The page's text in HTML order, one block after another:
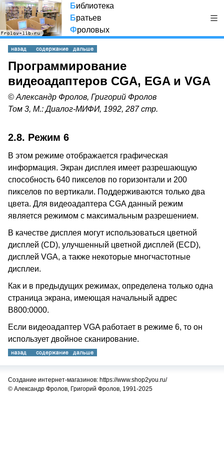
Библиотека
Братьев
Фроловых
Программирование
видеоадаптеров CGA, EGA и VGA
© Александр Фролов, Григорий Фролов
Том 3, М.: Диалог-МИФИ, 1992, 287 стр.
2.8. Режим 6
В этом режиме отображается графическая
информация. Экран дисплея имеет разрешающую
способность 640 пикселов по горизонтали и 200
пикселов по вертикали. Поддерживаются только два
цвета. Для видеоадаптера CGA данный режим
является режимом с максимальным разрешением.
В качестве дисплея могут использоваться цветной
дисплей (CD), улучшенный цветной дисплей (ECD),
дисплей VGA, а также некоторые многчастотные
дисплеи.
Как и в предыдущих режимах, определена только одна
страница экрана, имеющая начальный адрес
B800:0000.
Если видеоадаптер VGA работает в режиме 6, то он
использует двойное сканирование.
Создание интернет-магазинов: https://www.shop2you.ru/
© Александр Фролов, Григорий Фролов, 1991-2025